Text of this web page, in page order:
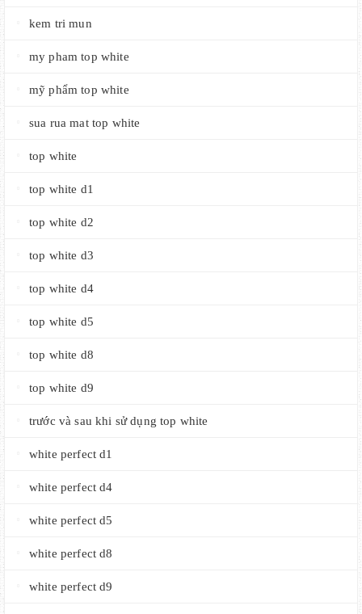
kem tri mun
my pham top white
mỹ phẩm top white
sua rua mat top white
top white
top white d1
top white d2
top white d3
top white d4
top white d5
top white d8
top white d9
trước và sau khi sử dụng top white
white perfect d1
white perfect d4
white perfect d5
white perfect d8
white perfect d9